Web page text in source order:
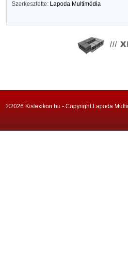
Szerkesztette: Lapoda Multimédia
©2026 Kislexikon.hu - Copyright Lapoda